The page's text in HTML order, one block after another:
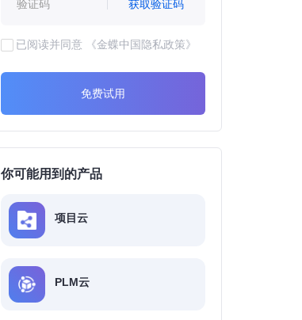
获取验证码
已阅读并同意 《金蝶中国隐私政策》
免费试用
你可能用到的产品
项目云
PLM云